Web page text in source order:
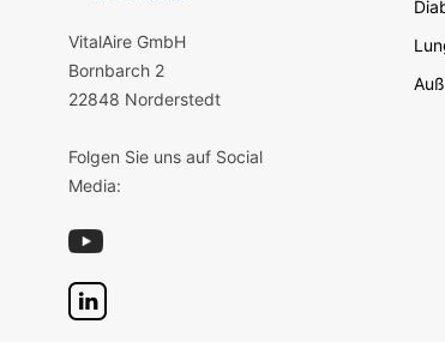
VitalAire GmbH
Bornbarch 2
22848 Norderstedt
Folgen Sie uns auf Social
Media: